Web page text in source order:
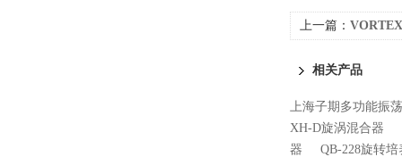
上一篇：
相关产品
上海子期多功能振
XH-D旋涡混合器
器
QB-228旋转培